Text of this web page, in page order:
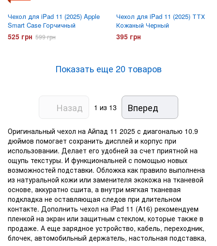
Чехол для iPad 11 (2025) Apple
Smart Case Горчичный
525 грн 599 грн
Чехол для iPad 11 (2025) ТТХ
Кожаный Черный
395 грн
Показать еще 20 товаров
Назад 1 из 13 Вперед
Оригинальный чехол на Айпад 11 2025 с диагональю 10.9
дюймов помогает сохранить дисплей и корпус при
использовании. Делает его удобней за счет приятной на
ощупь текстуры. И функциональней с помощью новых
возможностей подставки. Обложка как правило выполнена
из натуральной кожи или заменителя экокожа на тканевой
основе, аккуратно сшита, а внутри мягкая тканевая
подкладка не оставляющая следов при длительном
контакте. Дополнить чехол на iPad 11 (A16) рекомендуем
пленкой на экран или защитным стеклом, которые также в
продаже. А еще зарядное устройство, кабель, переходник,
блочек, автомобильный держатель, настольная подставка,